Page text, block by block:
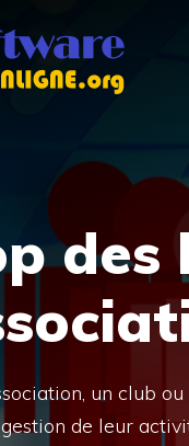
des
un club
de leur